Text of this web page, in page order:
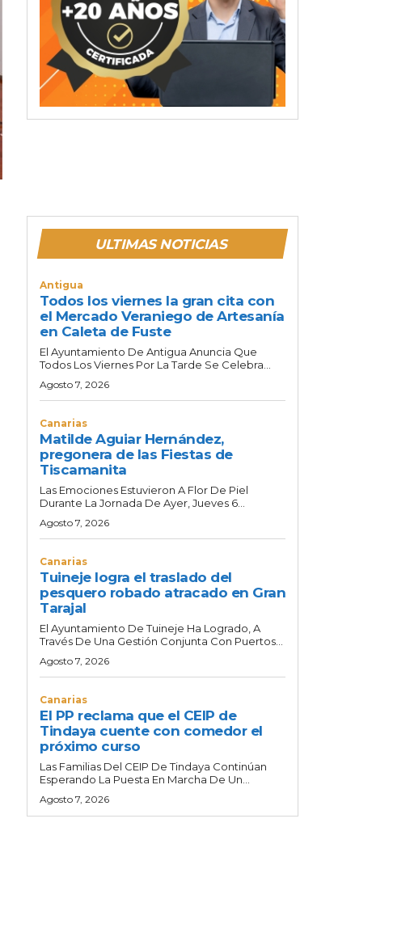
ULTIMAS NOTICIAS
Antigua
Todos los viernes la gran cita con
el Mercado Veraniego de Artesanía
en Caleta de Fuste
El Ayuntamiento De Antigua Anuncia Que
Todos Los Viernes Por La Tarde Se Celebra...
Agosto 7, 2026
Canarias
Matilde Aguiar Hernández,
pregonera de las Fiestas de
Tiscamanita
Las Emociones Estuvieron A Flor De Piel
Durante La Jornada De Ayer, Jueves 6...
Agosto 7, 2026
Canarias
Tuineje logra el traslado del
pesquero robado atracado en Gran
Tarajal
El Ayuntamiento De Tuineje Ha Logrado, A
Través De Una Gestión Conjunta Con Puertos...
Agosto 7, 2026
Canarias
El PP reclama que el CEIP de
Tindaya cuente con comedor el
próximo curso
Las Familias Del CEIP De Tindaya Continúan
Esperando La Puesta En Marcha De Un...
Agosto 7, 2026